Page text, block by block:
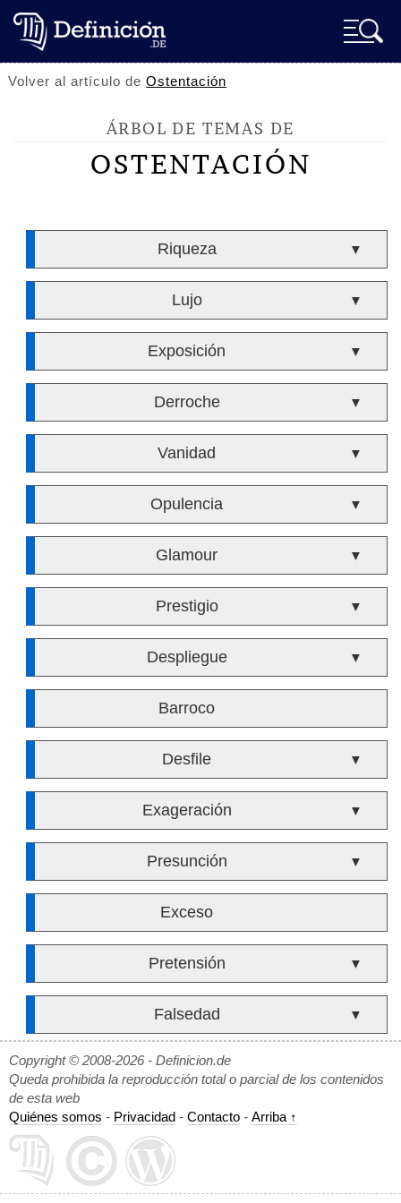
Volver al artículo deOstentación
ÁRBOL DE TEMAS DE
OSTENTACIÓN
Riqueza ▼
Lujo ▼
Exposición ▼
Derroche ▼
Vanidad ▼
Opulencia ▼
Glamour ▼
Prestigio ▼
Despliegue ▼
Barroco
Desfile ▼
Exageración ▼
Presunción ▼
Exceso
Pretensión ▼
Falsedad ▼
Copyright © 2008-2026 - Definicion.de
Queda prohibida la reproducción total o parcial de los contenidos
de esta web
Quiénes somos - Privacidad - Contacto - Arriba ↑